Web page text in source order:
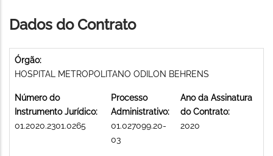
Dados do Contrato
Órgão:
HOSPITAL METROPOLITANO ODILON BEHRENS
Número do
Instrumento Jurídico:
01.2020.2301.0265
Processo
Administrativo:
01.027099.20-
03
Ano da Assinatura
do Contrato:
2020